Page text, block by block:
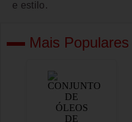
e estilo.
Mais Populares